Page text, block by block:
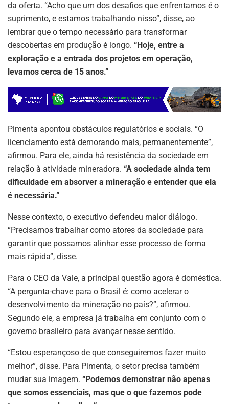
da oferta. “Acho que um dos desafios que enfrentamos é o
suprimento, e estamos trabalhando nisso”, disse, ao
lembrar que o tempo necessário para transformar
descobertas em produção é longo. “Hoje, entre a
exploração e a entrada dos projetos em operação,
levamos cerca de 15 anos.”
Pimenta apontou obstáculos regulatórios e sociais. “O
licenciamento está demorando mais, permanentemente”,
afirmou. Para ele, ainda há resistência da sociedade em
relação à atividade mineradora. “A sociedade ainda tem
dificuldade em absorver a mineração e entender que ela
é necessária.”
Nesse contexto, o executivo defendeu maior diálogo.
“Precisamos trabalhar como atores da sociedade para
garantir que possamos alinhar esse processo de forma
mais rápida”, disse.
Para o CEO da Vale, a principal questão agora é doméstica.
“A pergunta-chave para o Brasil é: como acelerar o
desenvolvimento da mineração no país?”, afirmou.
Segundo ele, a empresa já trabalha em conjunto com o
governo brasileiro para avançar nesse sentido.
“Estou esperançoso de que conseguiremos fazer muito
melhor”, disse. Para Pimenta, o setor precisa também
mudar sua imagem. “Podemos demonstrar não apenas
que somos essenciais, mas que o que fazemos pode
ASSINE NOSSA
Fique atualizado com as últimas
notíciase inovações do setor mineral
brasileiro.
ASSINAR